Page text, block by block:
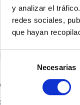
y analizar el
redes sociales,
que hayan
consentimiento
Necesarias
1 a la Carta